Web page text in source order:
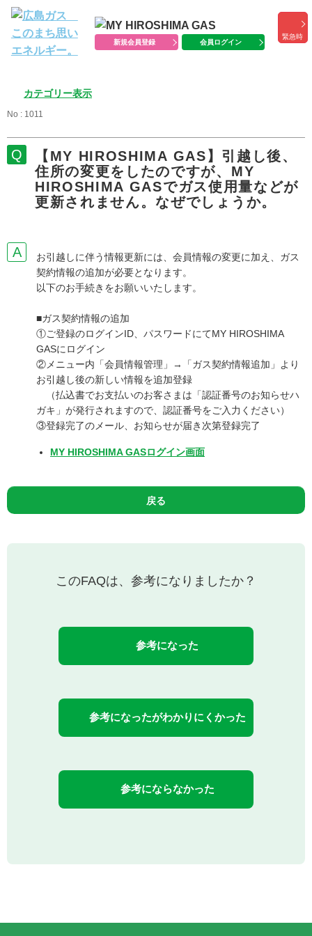
新規会員登録 会員ログイン
緊急時
カテゴリー表示
No : 1011
【MY HIROSHIMA GAS】引越し後、
住所の変更をしたのですが、MY
HIROSHIMA GASでガス使用量などが
更新されません。なぜでしょうか。
お引越しに伴う情報更新には、会員情報の変更に加え、ガス
契約情報の追加が必要となります。
以下のお手続きをお願いいたします。
■ガス契約情報の追加
①ご登録のログインID、パスワードにてMY HIROSHIMA
GASにログイン
②メニュー内「会員情報管理」→「ガス契約情報追加」より
お引越し後の新しい情報を追加登録
（払込書でお支払いのお客さまは「認証番号のお知らせハ
ガキ」が発行されますので、認証番号をご入力ください）
③登録完了のメール、お知らせが届き次第登録完了
MY HIROSHIMA GASログイン画面
戻る
このFAQは、参考になりましたか？
参考になった
参考になったがわかりにくかった
参考にならなかった